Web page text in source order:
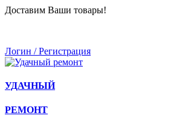
Доставим Ваши товары!
Логин / Регистрация
УДАЧНЫЙ
РЕМОНТ